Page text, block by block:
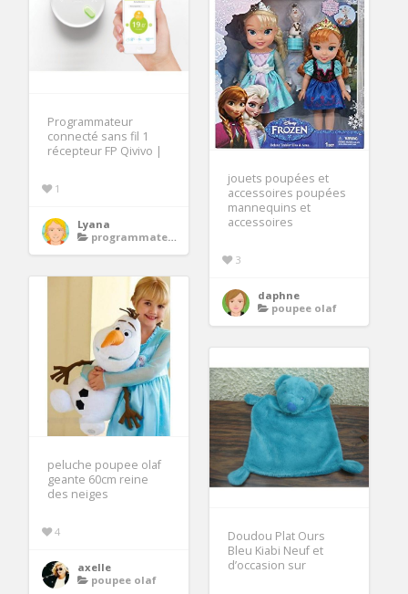
Programmateur
connecté sans fil 1
récepteur FP Qivivo |
1
Lyana
programmateur radiateur electrique
jouets poupées et
accessoires poupées
mannequins et
accessoires
3
daphne
poupee olaf
peluche poupee olaf
geante 60cm reine
des neiges
4
axelle
poupee olaf
Doudou Plat Ours
Bleu Kiabi Neuf et
d’occasion sur